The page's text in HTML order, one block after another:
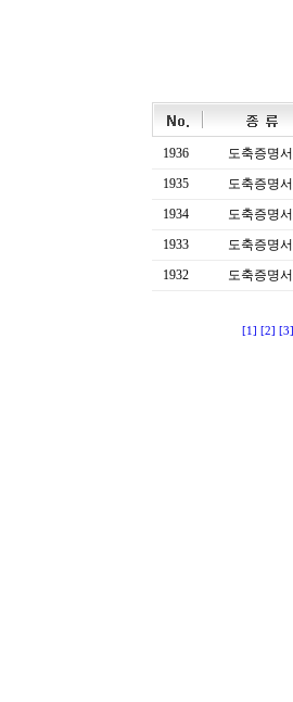
1936 도축증명서
1935
도축증명서
1934
도축증명서
1933
도축증명서
1932
도축증명서
[1] [2] [3]